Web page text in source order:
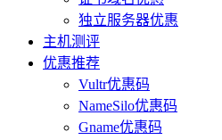
独立服务器优惠
主机测评
优惠推荐
Vultr优惠码
NameSilo优惠码
Gname优惠码